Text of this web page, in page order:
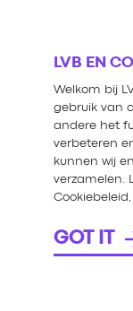
LVB EN
Welkom bij
gebruik van
andere het
verbeteren
kunnen wij
verzamelen.
GOT IT